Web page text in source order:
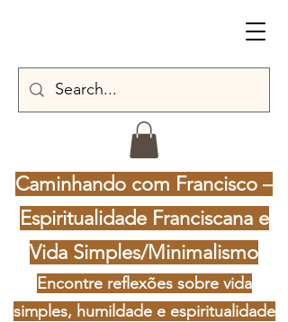
Caminhando com Francisco –
Espiritualidade Franciscana e
Vida Simples/Minimalismo
Encontre reflexões sobre vida
simples, humildade e espiritualidade